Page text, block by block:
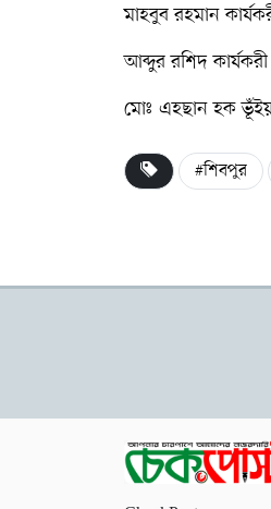
মাহবুব রহমান
আব্দুর রশিদ
মোঃ এহছান হক
#শিবপুর